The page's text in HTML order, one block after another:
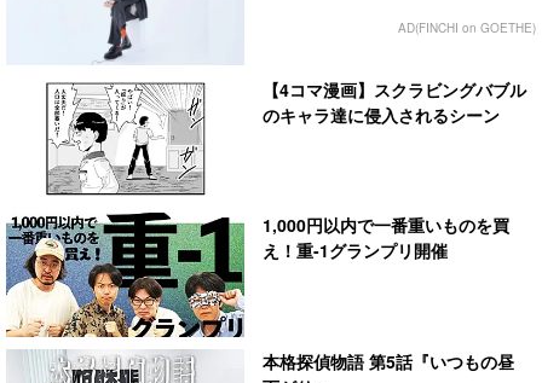
AD(FINCHI on GOETHE)
【4コマ漫画】スクラビングバブル
のキャラ達に侵入されるシーン
1,000円以内で一番重いものを買
え！重-1グランプリ開催
本格探偵物語 第5話『いつもの昼